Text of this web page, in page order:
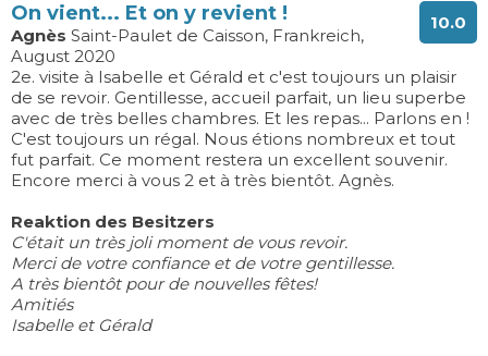
10.0
On vient... Et on y revient !
Agnès Saint-Paulet de Caisson, Frankreich,
August 2020
2e. visite à Isabelle et Gérald et c'est toujours un plaisir
de se revoir. Gentillesse, accueil parfait, un lieu superbe
avec de très belles chambres. Et les repas... Parlons en !
C'est toujours un régal. Nous étions nombreux et tout
fut parfait. Ce moment restera un excellent souvenir.
Encore merci à vous 2 et à très bientôt. Agnès.
Reaktion des Besitzers
C'était un très joli moment de vous revoir.
Merci de votre confiance et de votre gentillesse.
A très bientôt pour de nouvelles fêtes!
Amitiés
Isabelle et Gérald